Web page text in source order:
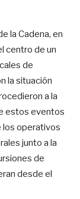
la Cadena, en
centro de un
de
la situación
a la
estos eventos
los operativos
junto a la
de
desde el